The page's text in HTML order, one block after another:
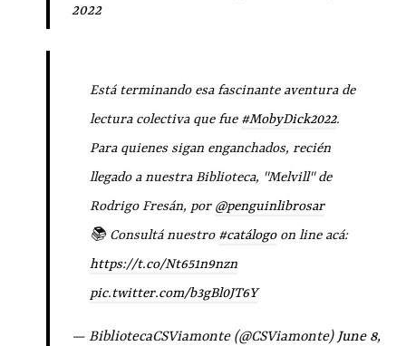
2022
Está terminando esa fascinante aventura de
lectura colectiva que fue #MobyDick2022.
Para quienes sigan enganchados, recién
llegado a nuestra Biblioteca, "Melvill" de
Rodrigo Fresán, por @penguinlibrosar
📚 Consultá nuestro #catálogoon line acá:
https://t.co/Nt651n9nzn
pic.twitter.com/b3gBl0JT6Y
— BibliotecaCSViamonte (@CSViamonte) June 8,